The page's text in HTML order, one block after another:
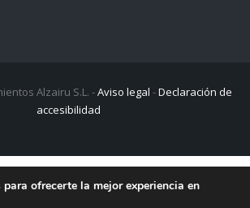
Alzairu S.L. -Aviso legal -Declaración de
accesibilidad
ofrecerte la mejor experiencia en
la Unión Europea - NextGenerationEU